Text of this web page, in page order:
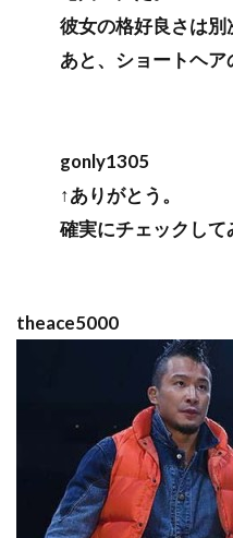
彼女の格好良さは別
あと、ショートヘア
gonly1305
↑ありがとう。
確実にチェックして
theace5000